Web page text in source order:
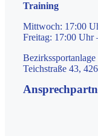
Training
Mittwoch: 17:00
Freitag: 17:00 Uhr
Teichstraße 43,